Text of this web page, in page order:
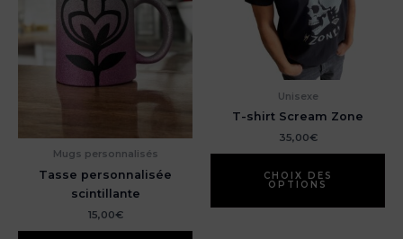
Mugs personnalisés
Tasse personnalisée
scintillante
15,00€
Unisexe
T-shirt Scream Zone
35,00€
CHOIX DES
OPTIONS
Ce